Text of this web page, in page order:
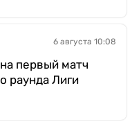
6 августа 10:08
первый матч
раунда Лиги